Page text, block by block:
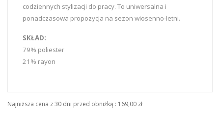
codziennych stylizacji do pracy. To uniwersalna i
ponadczasowa propozycja na sezon wiosenno-letni.
SKŁAD:
79% poliester
21% rayon
Najniższa cena z 30 dni przed obniżką : 169,00 zł